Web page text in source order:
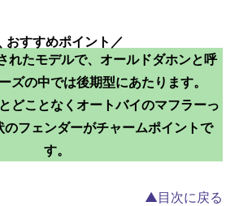
おすすめポイント／
れたモデルで、オールドダホンと呼
ズの中では後期型にあたります。
どことなくオートバイのマフラーっ
フェンダーがチャームポイントで
す。
▲目次に戻る